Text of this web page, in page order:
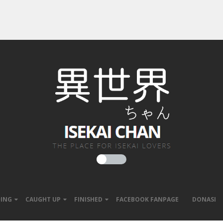
CAUGHT UP FINISHED FACEBOOK FANPAGE DONASI